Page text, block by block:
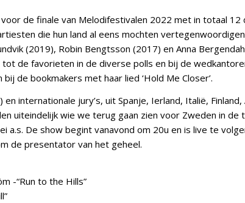
de finale van Melodifestivalen 2022 met in totaal 12
die hun land al eens mochten
(2019), Robin Bengtsson (2017) en Anna
de favorieten in de diverse polls en bij de
de bookmakers met haar lied ‘Hold Me Closer’.
internationale jury’s, uit Spanje, Ierland, Italië,
uiteindelijk wie we terug gaan zien voor Zweden in de
a.s. De show begint vanavond om 20u en is live te
de presentator van het geheel.
-“Run to the Hills”